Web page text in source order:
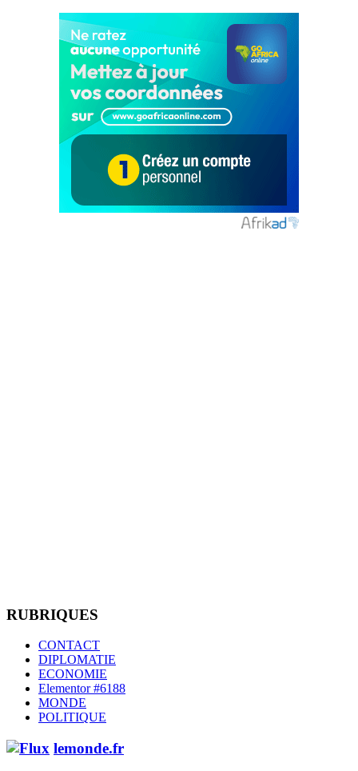
RUBRIQUES
CONTACT
DIPLOMATIE
ECONOMIE
Elementor #6188
MONDE
POLITIQUE
lemonde.fr